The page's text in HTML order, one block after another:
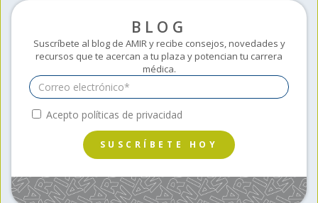
BLOG
Suscríbete al blog de AMIR y recibe consejos, novedades y
recursos que te acercan a tu plaza y potencian tu carrera
médica.
Acepto políticas de privacidad
SUSCRÍBETE HOY